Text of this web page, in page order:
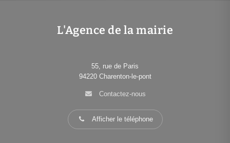
L'Agence de la mairie
55, rue de Paris
94220 Charenton-le-pont
Contactez-nous
Afficher le téléphone